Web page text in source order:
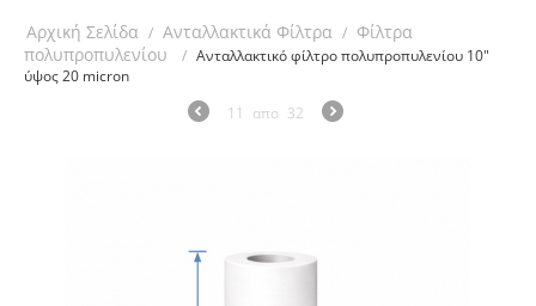
Αρχική Σελίδα / Ανταλλακτικά Φίλτρα / Φίλτρα
πολυπροπυλενίου
/ Ανταλλακτικό φίλτρο πολυπροπυλενίου 10"
ύψος 20 micron
11
απο 32